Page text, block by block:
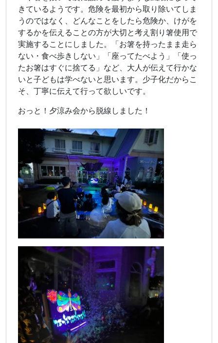
きているようです。危険を最初から取り除いてしま
うのではなく、どんなことをしたら危険か、けがを
するかを伝えることの方が大切と考え割り箸使用で
実施することにしました。「お箸を持ったまま走ら
ない・食べ歩きしない」「座ってたべよう」「使っ
たお箸はすぐに捨てる」など、大人が伝えて行かな
いと子どもは学べないと思います。少子化だからこ
そ、丁寧に伝えて行って欲しいです。
おっと！夕涼み会から脱線しました！